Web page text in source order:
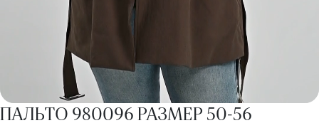
ПАЛЬТО 980096 РАЗМЕР 50-56